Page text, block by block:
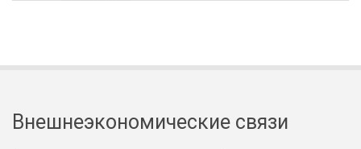
Внешнеэкономические связи